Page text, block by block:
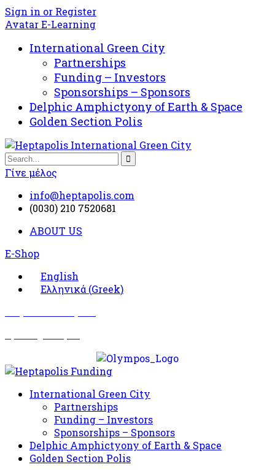
Sign in or Register
Avatar E-Learning
International Green City
Partnerships
Funding – Investors
Sponsorships – Sponsors
Delphic Amphictyony of Earth & Space
Golden Section Polis
Γίνε μέλος
info@heptapolis.com
(0030) 210 7520681
ABOUT US
E-Shop
English
Ελληνικά (Greek)
International Green City
Partnerships
Funding – Investors
Sponsorships – Sponsors
Delphic Amphictyony of Earth & Space
Golden Section Polis